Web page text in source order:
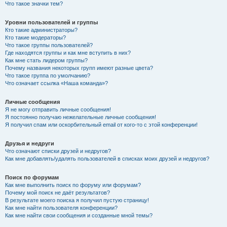
Что такое значки тем?
Уровни пользователей и группы
Кто такие администраторы?
Кто такие модераторы?
Что такое группы пользователей?
Где находятся группы и как мне вступить в них?
Как мне стать лидером группы?
Почему названия некоторых групп имеют разные цвета?
Что такое группа по умолчанию?
Что означает ссылка «Наша команда»?
Личные сообщения
Я не могу отправить личные сообщения!
Я постоянно получаю нежелательные личные сообщения!
Я получил спам или оскорбительный email от кого-то с этой конференции!
Друзья и недруги
Что означают списки друзей и недругов?
Как мне добавлять/удалять пользователей в списках моих друзей и недругов?
Поиск по форумам
Как мне выполнить поиск по форуму или форумам?
Почему мой поиск не даёт результатов?
В результате моего поиска я получил пустую страницу!
Как мне найти пользователя конференции?
Как мне найти свои сообщения и созданные мной темы?